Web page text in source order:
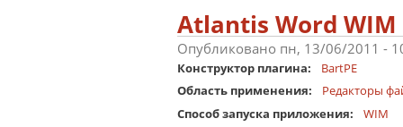
Atlantis Word WIM
Опубликовано пн, 13/06/2011 -
Конструктор плагина:
BartPE
Область применения:
Редакторы
Способ запуска приложения:
WIM